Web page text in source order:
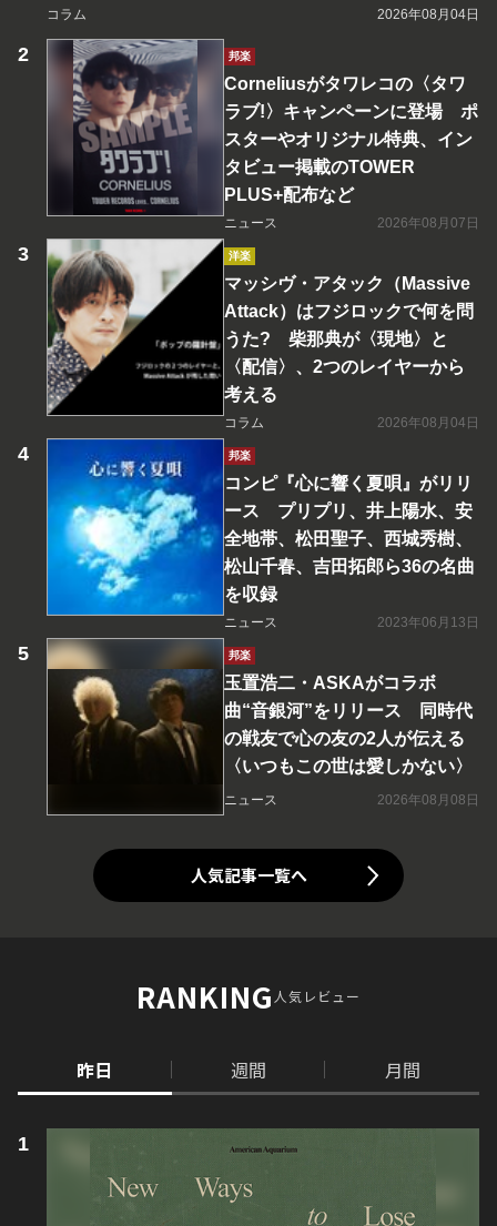
コラム 2026年08月04日
邦楽
Corneliusがタワレコの〈タワ
ラブ!〉キャンペーンに登場 ポ
スターやオリジナル特典、イン
タビュー掲載のTOWER
PLUS+配布など
ニュース 2026年08月07日
洋楽
マッシヴ・アタック（Massive
Attack）はフジロックで何を問
うた? 柴那典が〈現地〉と
〈配信〉、2つのレイヤーから
考える
コラム 2026年08月04日
邦楽
コンピ『心に響く夏唄』がリリ
ース プリプリ、井上陽水、安
全地帯、松田聖子、西城秀樹、
松山千春、吉田拓郎ら36の名曲
を収録
ニュース 2023年06月13日
邦楽
玉置浩二・ASKAがコラボ
曲“音銀河”をリリース 同時代
の戦友で心の友の2人が伝える
〈いつもこの世は愛しかない〉
ニュース 2026年08月08日
人気記事一覧へ
RANKING人気レビュー
昨日 週間 月間